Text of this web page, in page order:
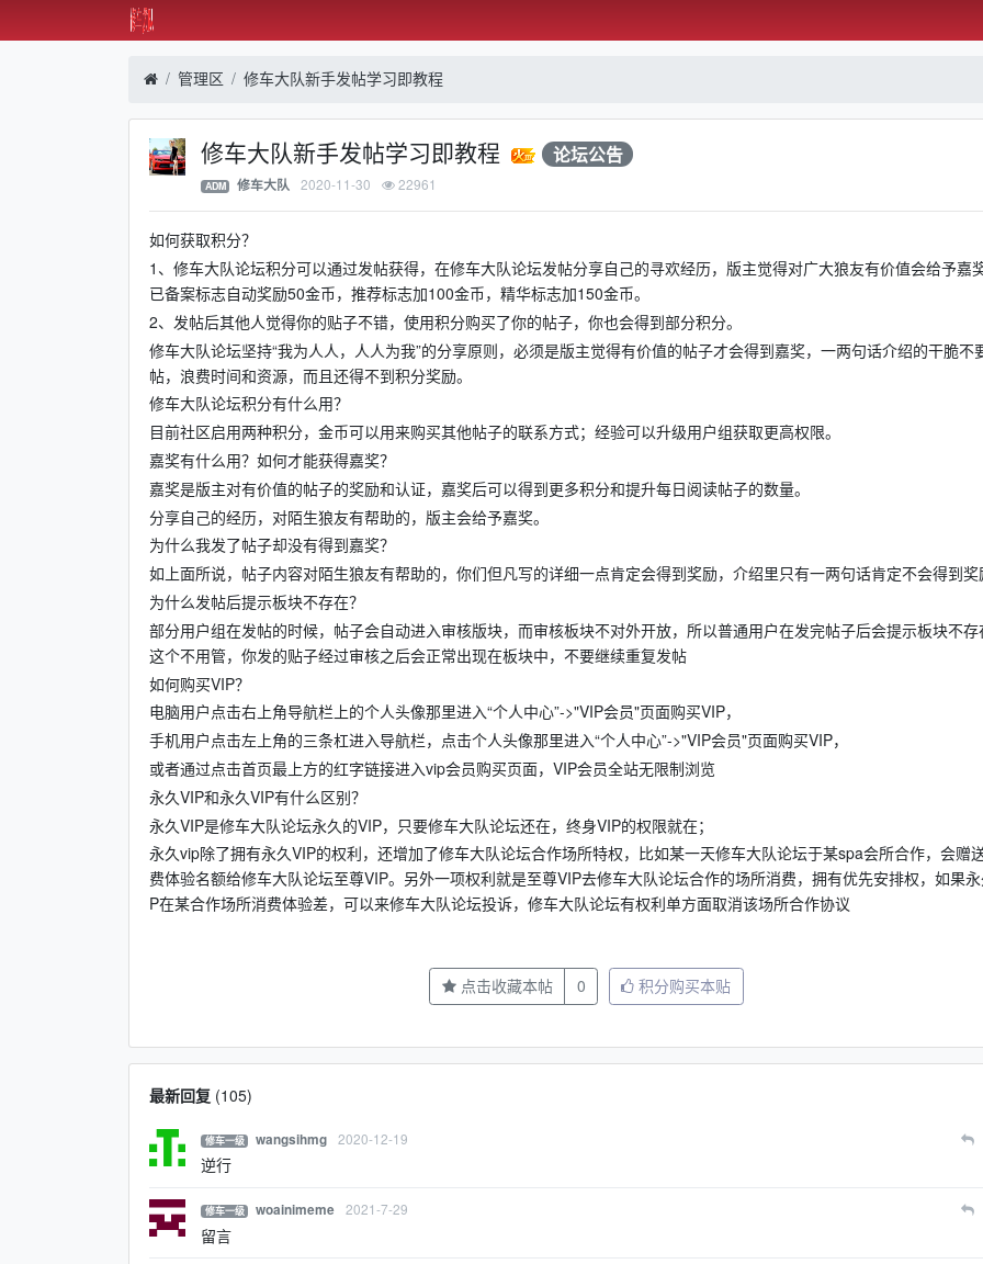
管理区 修车大队新手发帖学习即教程
修车大队新手发帖学习即教程 论坛公告
ADM 修车大队 2020-11-30 22961
如何获取积分？
1、修车大队论坛积分可以通过发帖获得，在修车大队论坛发帖分享自己的寻欢经历，版主觉得对广大狼友有价值会给予嘉奖
已备案标志自动奖励50金币，推荐标志加100金币，精华标志加150金币。
2、发帖后其他人觉得你的贴子不错，使用积分购买了你的帖子，你也会得到部分积分。
修车大队论坛坚持“我为人人，人人为我”的分享原则，必须是版主觉得有价值的帖子才会得到嘉奖，一两句话介绍的干脆不
帖，浪费时间和资源，而且还得不到积分奖励。
修车大队论坛积分有什么用？
目前社区启用两种积分，金币可以用来购买其他帖子的联系方式；经验可以升级用户组获取更高权限。
嘉奖有什么用？如何才能获得嘉奖？
嘉奖是版主对有价值的帖子的奖励和认证，嘉奖后可以得到更多积分和提升每日阅读帖子的数量。
分享自己的经历，对陌生狼友有帮助的，版主会给予嘉奖。
为什么我发了帖子却没有得到嘉奖？
如上面所说，帖子内容对陌生狼友有帮助的，你们但凡写的详细一点肯定会得到奖励，介绍里只有一两句话肯定不会得到奖
为什么发帖后提示板块不存在？
部分用户组在发帖的时候，帖子会自动进入审核版块，而审核板块不对外开放，所以普通用户在发完帖子后会提示板块不存
这个不用管，你发的贴子经过审核之后会正常出现在板块中，不要继续重复发帖
如何购买VIP？
电脑用户点击右上角导航栏上的个人头像那里进入“个人中心”->"VIP会员"页面购买VIP，
手机用户点击左上角的三条杠进入导航栏，点击个人头像那里进入“个人中心”->"VIP会员"页面购买VIP，
或者通过点击首页最上方的红字链接进入vip会员购买页面，VIP会员全站无限制浏览
永久VIP和永久VIP有什么区别？
永久VIP是修车大队论坛永久的VIP，只要修车大队论坛还在，终身VIP的权限就在；
永久vip除了拥有永久VIP的权利，还增加了修车大队论坛合作场所特权，比如某一天修车大队论坛于某spa会所合作，会赠
费体验名额给修车大队论坛至尊VIP。另外一项权利就是至尊VIP去修车大队论坛合作的场所消费，拥有优先安排权，如果
P在某合作场所消费体验差，可以来修车大队论坛投诉，修车大队论坛有权利单方面取消该场所合作协议
点击收藏本帖 0 积分购买本贴
最新回复(105)
修车一级 wangsihmg 2020-12-19
逆行
修车一级 woainimeme 2021-7-29
留言